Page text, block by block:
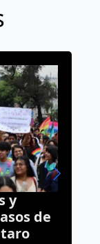
al regreso
al